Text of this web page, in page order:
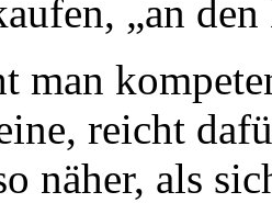
„an
man
reicht
näher, als